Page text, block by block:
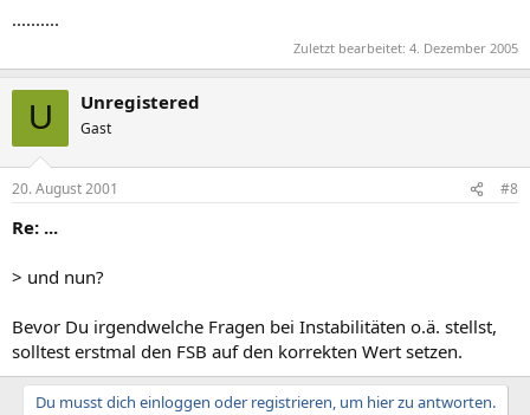
..........
Zuletzt bearbeitet: 4. Dezember 2005
U Unregistered
Gast
20. August 2001 #8
Re: ...
> und nun?
Bevor Du irgendwelche Fragen bei Instabilitäten o.ä. stellst,
solltest erstmal den FSB auf den korrekten Wert setzen.
Du musst dich einloggen oder registrieren, um hier zu antworten.